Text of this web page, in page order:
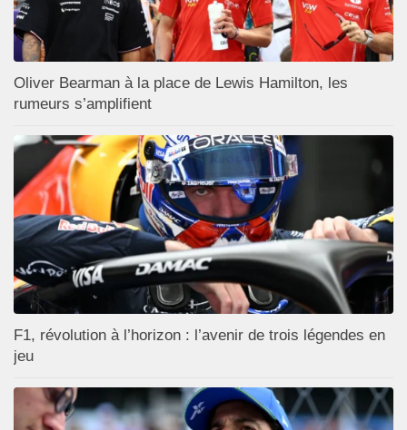
Oliver Bearman à la place de Lewis Hamilton, les
rumeurs s’amplifient
F1, révolution à l’horizon : l’avenir de trois légendes en
jeu